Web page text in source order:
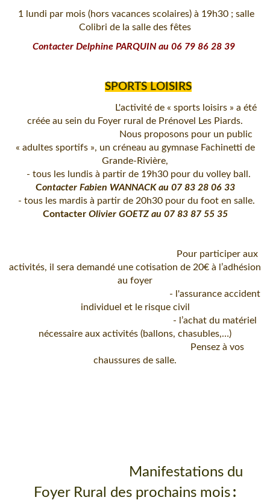
1 lundi par mois (hors vacances scolaires) à 19h30 ; salle
Colibri de la salle des fêtes
Contacter Delphine PARQUIN au 06 79 86 28 39
SPORTS LOISIRS
L'activité de « sports loisirs » a été
créée au sein du Foyer rural de Prénovel Les Piards.
Nous proposons pour un public
« adultes sportifs », un créneau au gymnase Fachinetti de
Grande-Rivière,
- tous les lundis à partir de 19h30 pour du volley ball.
Contacter Fabien WANNACK au 07 83 28 06 33
- tous les mardis à partir de 20h30 pour du foot en salle.
Contacter Olivier GOETZ au 07 83 87 55 35
Pour participer aux
activités, il sera demandé une cotisation de 20€ à l’adhésion
au foyer
- l'assurance accident
individuel et le risque civil
- l’achat du matériel
nécessaire aux activités (ballons, chasubles,…)
Pensez à vos
chaussures de salle.
Manifestations du
Foyer Rural des prochains mois :